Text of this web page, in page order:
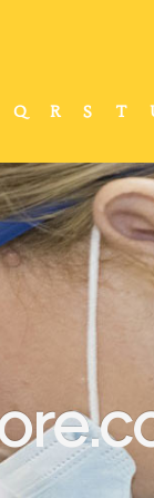
Q R S T